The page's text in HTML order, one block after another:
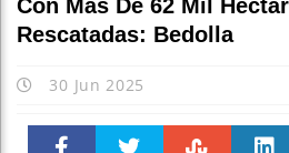
Con Más De 62 Mil
Rescatadas: Bedolla
30 Jun 2025